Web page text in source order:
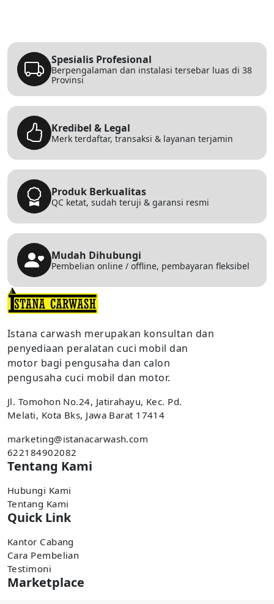
Spesialis Profesional
Berpengalaman dan instalasi tersebar luas di 38
Provinsi
Kredibel & Legal
Merk terdaftar, transaksi & layanan terjamin
Produk Berkualitas
QC ketat, sudah teruji & garansi resmi
Mudah Dihubungi
Pembelian online / offline, pembayaran fleksibel
Istana carwash merupakan konsultan dan
penyediaan peralatan cuci mobil dan
motor bagi pengusaha dan calon
pengusaha cuci mobil dan motor.
Jl. Tomohon No.24, Jatirahayu, Kec. Pd.
Melati, Kota Bks, Jawa Barat 17414
marketing@istanacarwash.com
622184902082
Tentang Kami
Hubungi Kami
Tentang Kami
Quick Link
Kantor Cabang
Cara Pembelian
Testimoni
Marketplace